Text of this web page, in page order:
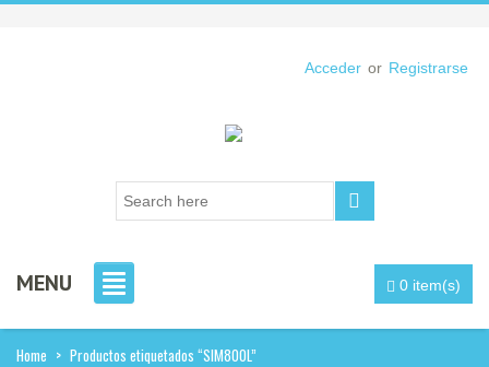
Acceder or Registrarse
MENU 0 item(s)
Home > Productos etiquetados “SIM800L”